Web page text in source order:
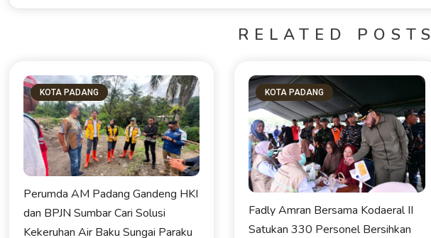
RELATED POSTS
KOTA PADANG
Perumda AM Padang Gandeng HKI
dan BPJN Sumbar Cari Solusi
Kekeruhan Air Baku Sungai Paraku
KOTA PADANG
Fadly Amran Bersama Kodaeral II
Satukan 330 Personel Bersihkan